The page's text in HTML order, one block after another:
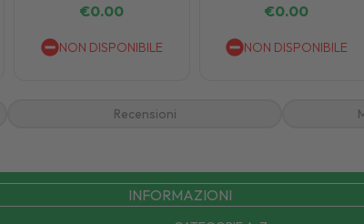
€0.00
NON DISPONIBILE
€0.00
NON DISPONIBILE
Recensioni
INFORMAZIONI